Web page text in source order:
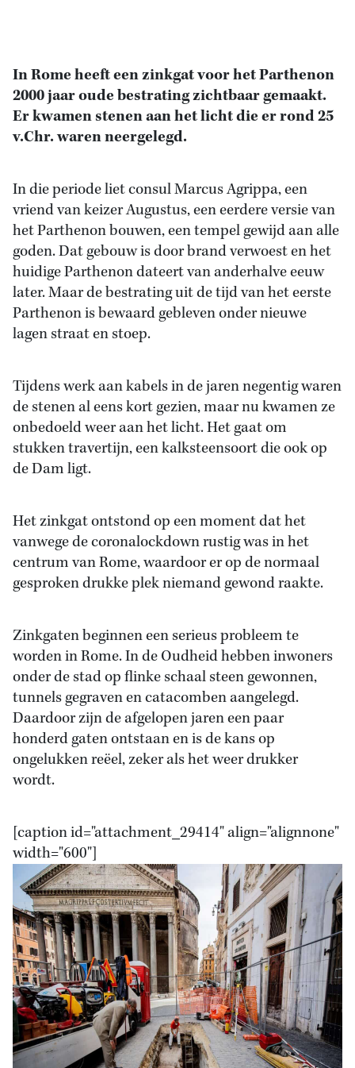
In Rome heeft een zinkgat voor het Parthenon
2000 jaar oude bestrating zichtbaar gemaakt.
Er kwamen stenen aan het licht die er rond 25
v.Chr. waren neergelegd.
In die periode liet consul Marcus Agrippa, een
vriend van keizer Augustus, een eerdere versie van
het Parthenon bouwen, een tempel gewijd aan alle
goden. Dat gebouw is door brand verwoest en het
huidige Parthenon dateert van anderhalve eeuw
later. Maar de bestrating uit de tijd van het eerste
Parthenon is bewaard gebleven onder nieuwe
lagen straat en stoep.
Tijdens werk aan kabels in de jaren negentig waren
de stenen al eens kort gezien, maar nu kwamen ze
onbedoeld weer aan het licht. Het gaat om
stukken travertijn, een kalksteensoort die ook op
de Dam ligt.
Het zinkgat ontstond op een moment dat het
vanwege de coronalockdown rustig was in het
centrum van Rome, waardoor er op de normaal
gesproken drukke plek niemand gewond raakte.
Zinkgaten beginnen een serieus probleem te
worden in Rome. In de Oudheid hebben inwoners
onder de stad op flinke schaal steen gewonnen,
tunnels gegraven en catacomben aangelegd.
Daardoor zijn de afgelopen jaren een paar
honderd gaten ontstaan en is de kans op
ongelukken reëel, zeker als het weer drukker
wordt.
[caption id="attachment_29414" align="alignnone"
width="600"]